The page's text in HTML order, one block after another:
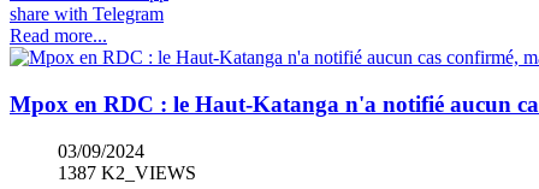
share with Telegram
Read more...
Mpox en RDC : le Haut-Katanga n'a notifié aucun
03/09/2024
1387 K2_VIEWS